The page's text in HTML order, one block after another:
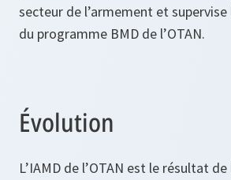
secteur de l’armement et
du programme BMD de l’OTAN.
Évolution
L’IAMD de l’OTAN est le résultat